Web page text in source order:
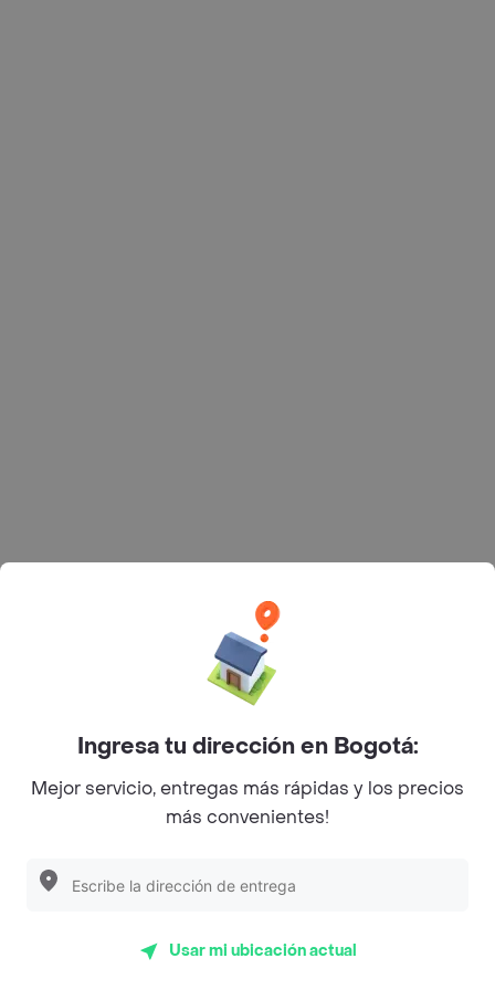
Ingresa tu dirección en Bogotá:
Mejor servicio, entregas más rápidas y los precios
más convenientes!
Usar mi ubicación actual